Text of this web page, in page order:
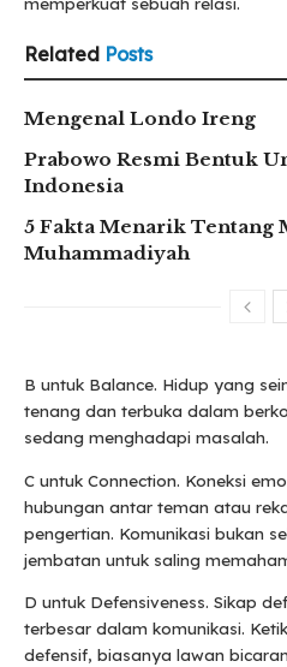
Related Posts
Mengenal Londo Ireng
Prabowo Resmi Bentuk
Indonesia
5 Fakta Menarik Tentang
Muhammadiyah
B untuk Balance. Hidup yang
tenang dan terbuka dalam
sedang menghadapi masalah.
C untuk Connection. Koneksi
hubungan antar teman atau
pengertian. Komunikasi bukan
jembatan untuk saling
D untuk Defensiveness. Sikap
terbesar dalam komunikasi.
defensif, biasanya lawan